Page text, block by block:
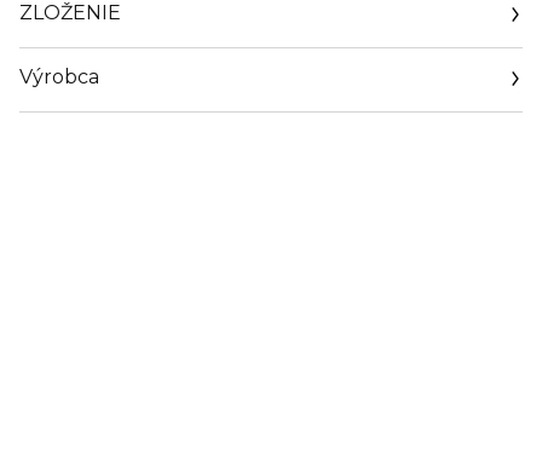
ZLOŽENIE
Výrobca